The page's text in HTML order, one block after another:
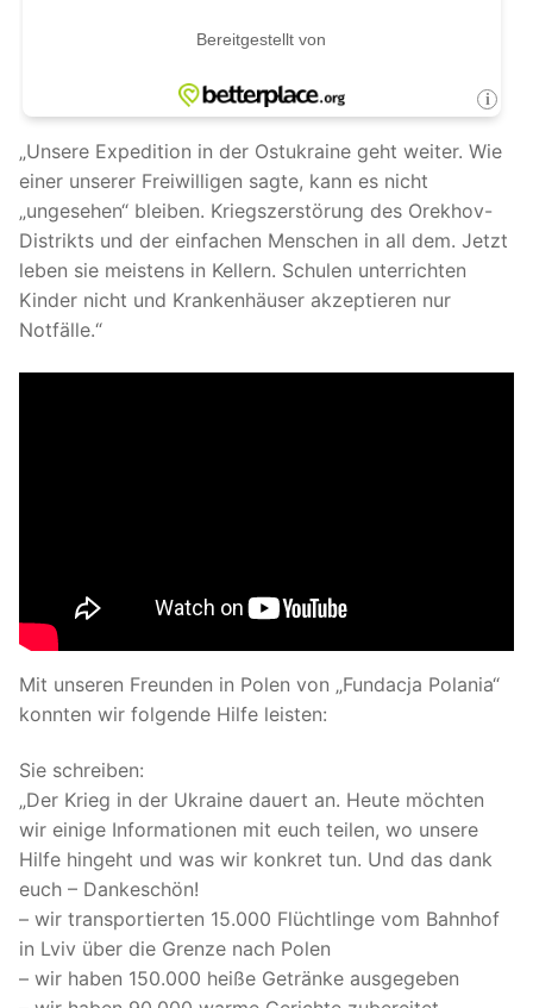
„Unsere Expedition in der Ostukraine geht weiter. Wie
einer unserer Freiwilligen sagte, kann es nicht
„ungesehen“ bleiben. Kriegszerstörung des Orekhov-
Distrikts und der einfachen Menschen in all dem. Jetzt
leben sie meistens in Kellern. Schulen unterrichten
Kinder nicht und Krankenhäuser akzeptieren nur
Notfälle.“
Mit unseren Freunden in Polen von „Fundacja Polania“
konnten wir folgende Hilfe leisten:
Sie schreiben:
„Der Krieg in der Ukraine dauert an. Heute möchten
wir einige Informationen mit euch teilen, wo unsere
Hilfe hingeht und was wir konkret tun. Und das dank
euch – Dankeschön!
– wir transportierten 15.000 Flüchtlinge vom Bahnhof
in Lviv über die Grenze nach Polen
– wir haben 150.000 heiße Getränke ausgegeben